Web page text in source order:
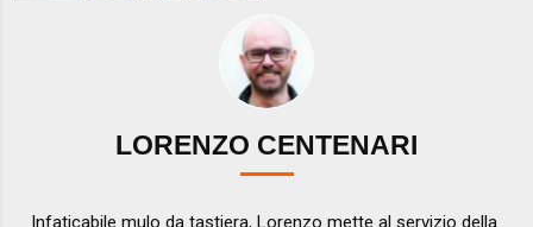
LORENZO CENTENARI
Infaticabile mulo da tastiera, Lorenzo mette al servizio della